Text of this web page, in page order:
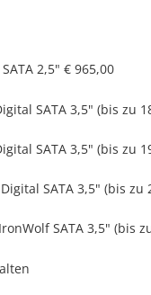
2,5" € 965,00
SATA 3,5" (bis zu
SATA 3,5" (bis zu
SATA 3,5" (bis zu
SATA 3,5" (bis